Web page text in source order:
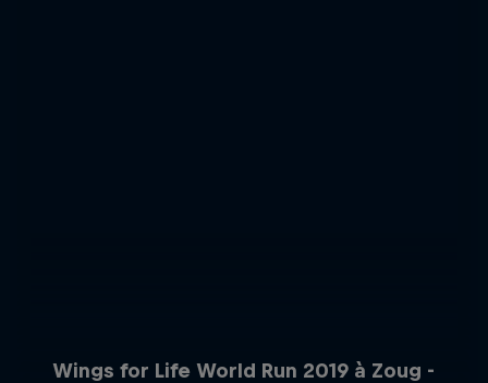
Wings for Life World Run 2019 à Zoug -